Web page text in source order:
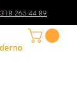
318 265 44 89